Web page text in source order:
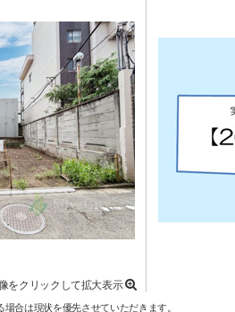
をクリックして拡大表示
合は現状を優先させていただきます。